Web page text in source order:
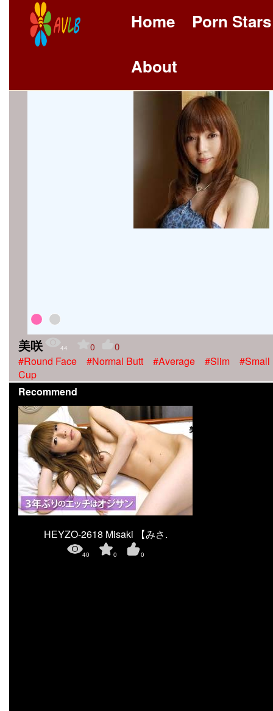
Home
Porn Stars
About
美咲 44 0 0
#Round Face #Normal Butt #Average #Slim
#Small
Cup
Recommend
HEYZO-2618 Misaki 【みさ.
40 0 0